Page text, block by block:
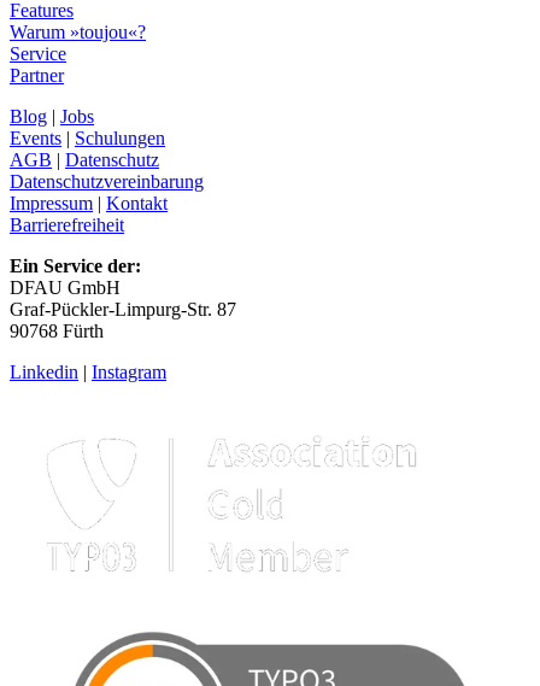
Features
Warum »toujou«?
Service
Partner
Blog | Jobs
Events | Schulungen
AGB | Datenschutz
Datenschutzvereinbarung
Impressum | Kontakt
Barrierefreiheit
Ein Service der:
DFAU GmbH
Graf-Pückler-Limpurg-Str. 87
90768 Fürth
Linkedin | Instagram